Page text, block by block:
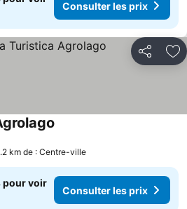
Consulter les prix
Partager
km de : Centre-ville
pour voir
Consulter les prix